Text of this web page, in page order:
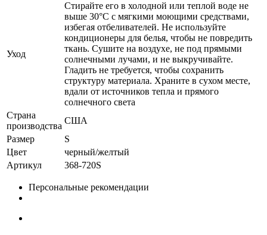
Уход
Стирайте его в холодной или теплой воде не
выше 30°C с мягкими моющими средствами,
избегая отбеливателей. Не используйте
кондиционеры для белья, чтобы не повредить
ткань. Сушите на воздухе, не под прямыми
солнечными лучами, и не выкручивайте.
Гладить не требуется, чтобы сохранить
структуру материала. Храните в сухом месте,
вдали от источников тепла и прямого
солнечного света
Страна
производства
США
Размер
S
Цвет
черный/желтый
Артикул
368-720S
Персональные рекомендации